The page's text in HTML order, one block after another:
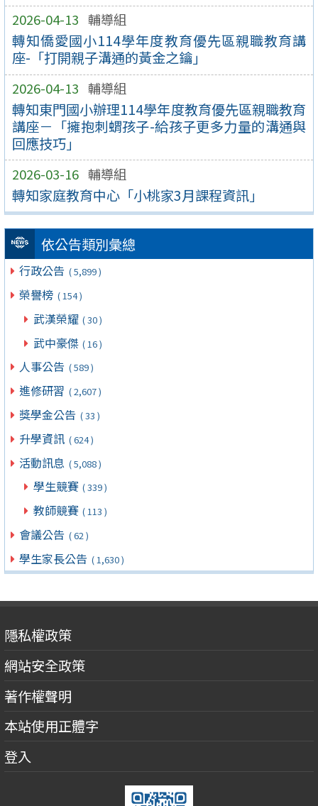
2026-04-13 輔導組
轉知僑愛國小114學年度教育優先區親職教育講
座-「打開親子溝通的黃金之鑰」
2026-04-13 輔導組
轉知東門國小辦理114學年度教育優先區親職教育
講座－「擁抱刺蝟孩子-給孩子更多力量的溝通與
回應技巧」
2026-03-16 輔導組
轉知家庭教育中心「小桃家3月課程資訊」
依公告類別彙總
行政公告 ( 5,899 )
榮譽榜 ( 154 )
武漢榮耀 ( 30 )
武中豪傑 ( 16 )
人事公告 ( 589 )
進修研習 ( 2,607 )
獎學金公告 ( 33 )
升學資訊 ( 624 )
活動訊息 ( 5,088 )
學生競賽 ( 339 )
教師競賽 ( 113 )
會議公告 ( 62 )
學生家長公告 ( 1,630 )
隱私權政策
網站安全政策
著作權聲明
本站使用正體字
登入